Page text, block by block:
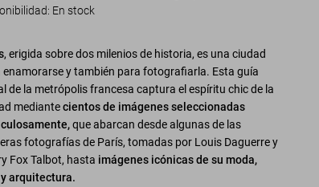
: En stock
, erigida sobre dos milenios de historia, es una ciudad
enamorarse y también para fotografiarla. Esta guía
de la metrópolis francesa captura el espíritu chic de la
mediantecientos de imágenes seleccionadas
que abarcan desde algunas de las
fotografías de París, tomadas por Louis Daguerre y
Fox Talbot, hasta imágenes icónicas de su moda,
arquitectura.